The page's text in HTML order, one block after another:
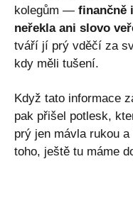
kolegům — finančně
neřekla ani slovo
tváří jí prý vděčí za
kdy měli tušení.
Když tato informace
pak přišel potlesk,
prý jen mávla rukou
toho, ještě tu máme